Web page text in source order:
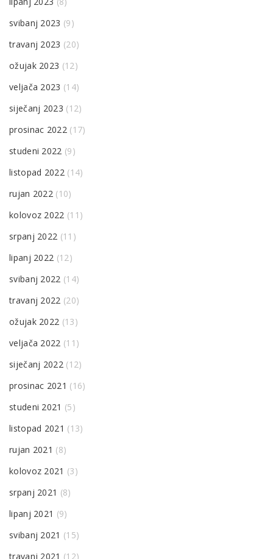
svibanj 2023 (9)
travanj 2023 (20)
ožujak 2023 (12)
veljača 2023 (14)
siječanj 2023 (12)
prosinac 2022(17)
studeni 2022 (9)
listopad 2022(14)
rujan 2022 (10)
kolovoz 2022 (11)
srpanj 2022 (11)
lipanj 2022 (12)
svibanj 2022 (14)
travanj 2022 (20)
ožujak 2022 (13)
veljača 2022 (11)
siječanj 2022(12)
prosinac 2021 (16)
studeni 2021 (5)
listopad 2021 (13)
rujan 2021 (8)
kolovoz 2021 (3)
srpanj 2021 (8)
lipanj 2021 (9)
svibanj 2021 (15)
travanj 2021 (12)